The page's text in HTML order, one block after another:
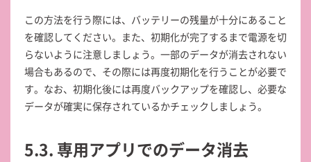
この方法を行う際には、バッテリーの残量が十分にあること
を確認してください。また、初期化が完了するまで電源を切
らないように注意しましょう。一部のデータが消去されない
場合もあるので、その際には再度初期化を行うことが必要で
す。なお、初期化後には再度バックアップを確認し、必要な
データが確実に保存されているかチェックしましょう。
5.3. 専用アプリでのデータ消去